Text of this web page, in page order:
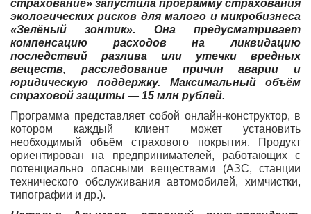
страхование» запустила программу страхования
экологических рисков для малого и микробизнеса
«Зелёный зонтик». Она предусматривает
компенсацию расходов на ликвидацию
последствий разлива или утечки вредных
веществ, расследование причин аварии и
юридическую поддержку. Максимальный объём
страховой защиты — 15 млн рублей.
Программа представляет собой онлайн-конструктор, в
котором каждый клиент может установить
необходимый объём страхового покрытия. Продукт
ориентирован на предпринимателей, работающих с
потенциально опасными веществами (АЗС, станции
технического обслуживания автомобилей, химчистки,
типографии и др.).